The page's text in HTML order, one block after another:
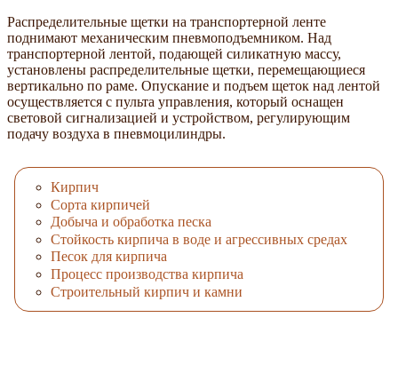
Распределительные щетки на транспортерной ленте
поднимают механическим пневмоподъемником. Над
транспортерной лентой, подающей силикатную массу,
установлены распределительные щетки, перемещающиеся
вертикально по раме. Опускание и подъем щеток над лентой
осуществляется с пульта управления, который оснащен
световой сигнализацией и устройством, регулирующим
подачу воздуха в пневмоцилиндры.
Кирпич
Сорта кирпичей
Добыча и обработка песка
Стойкость кирпича в воде и агрессивных средах
Песок для кирпича
Процесс производства кирпича
Строительный кирпич и камни